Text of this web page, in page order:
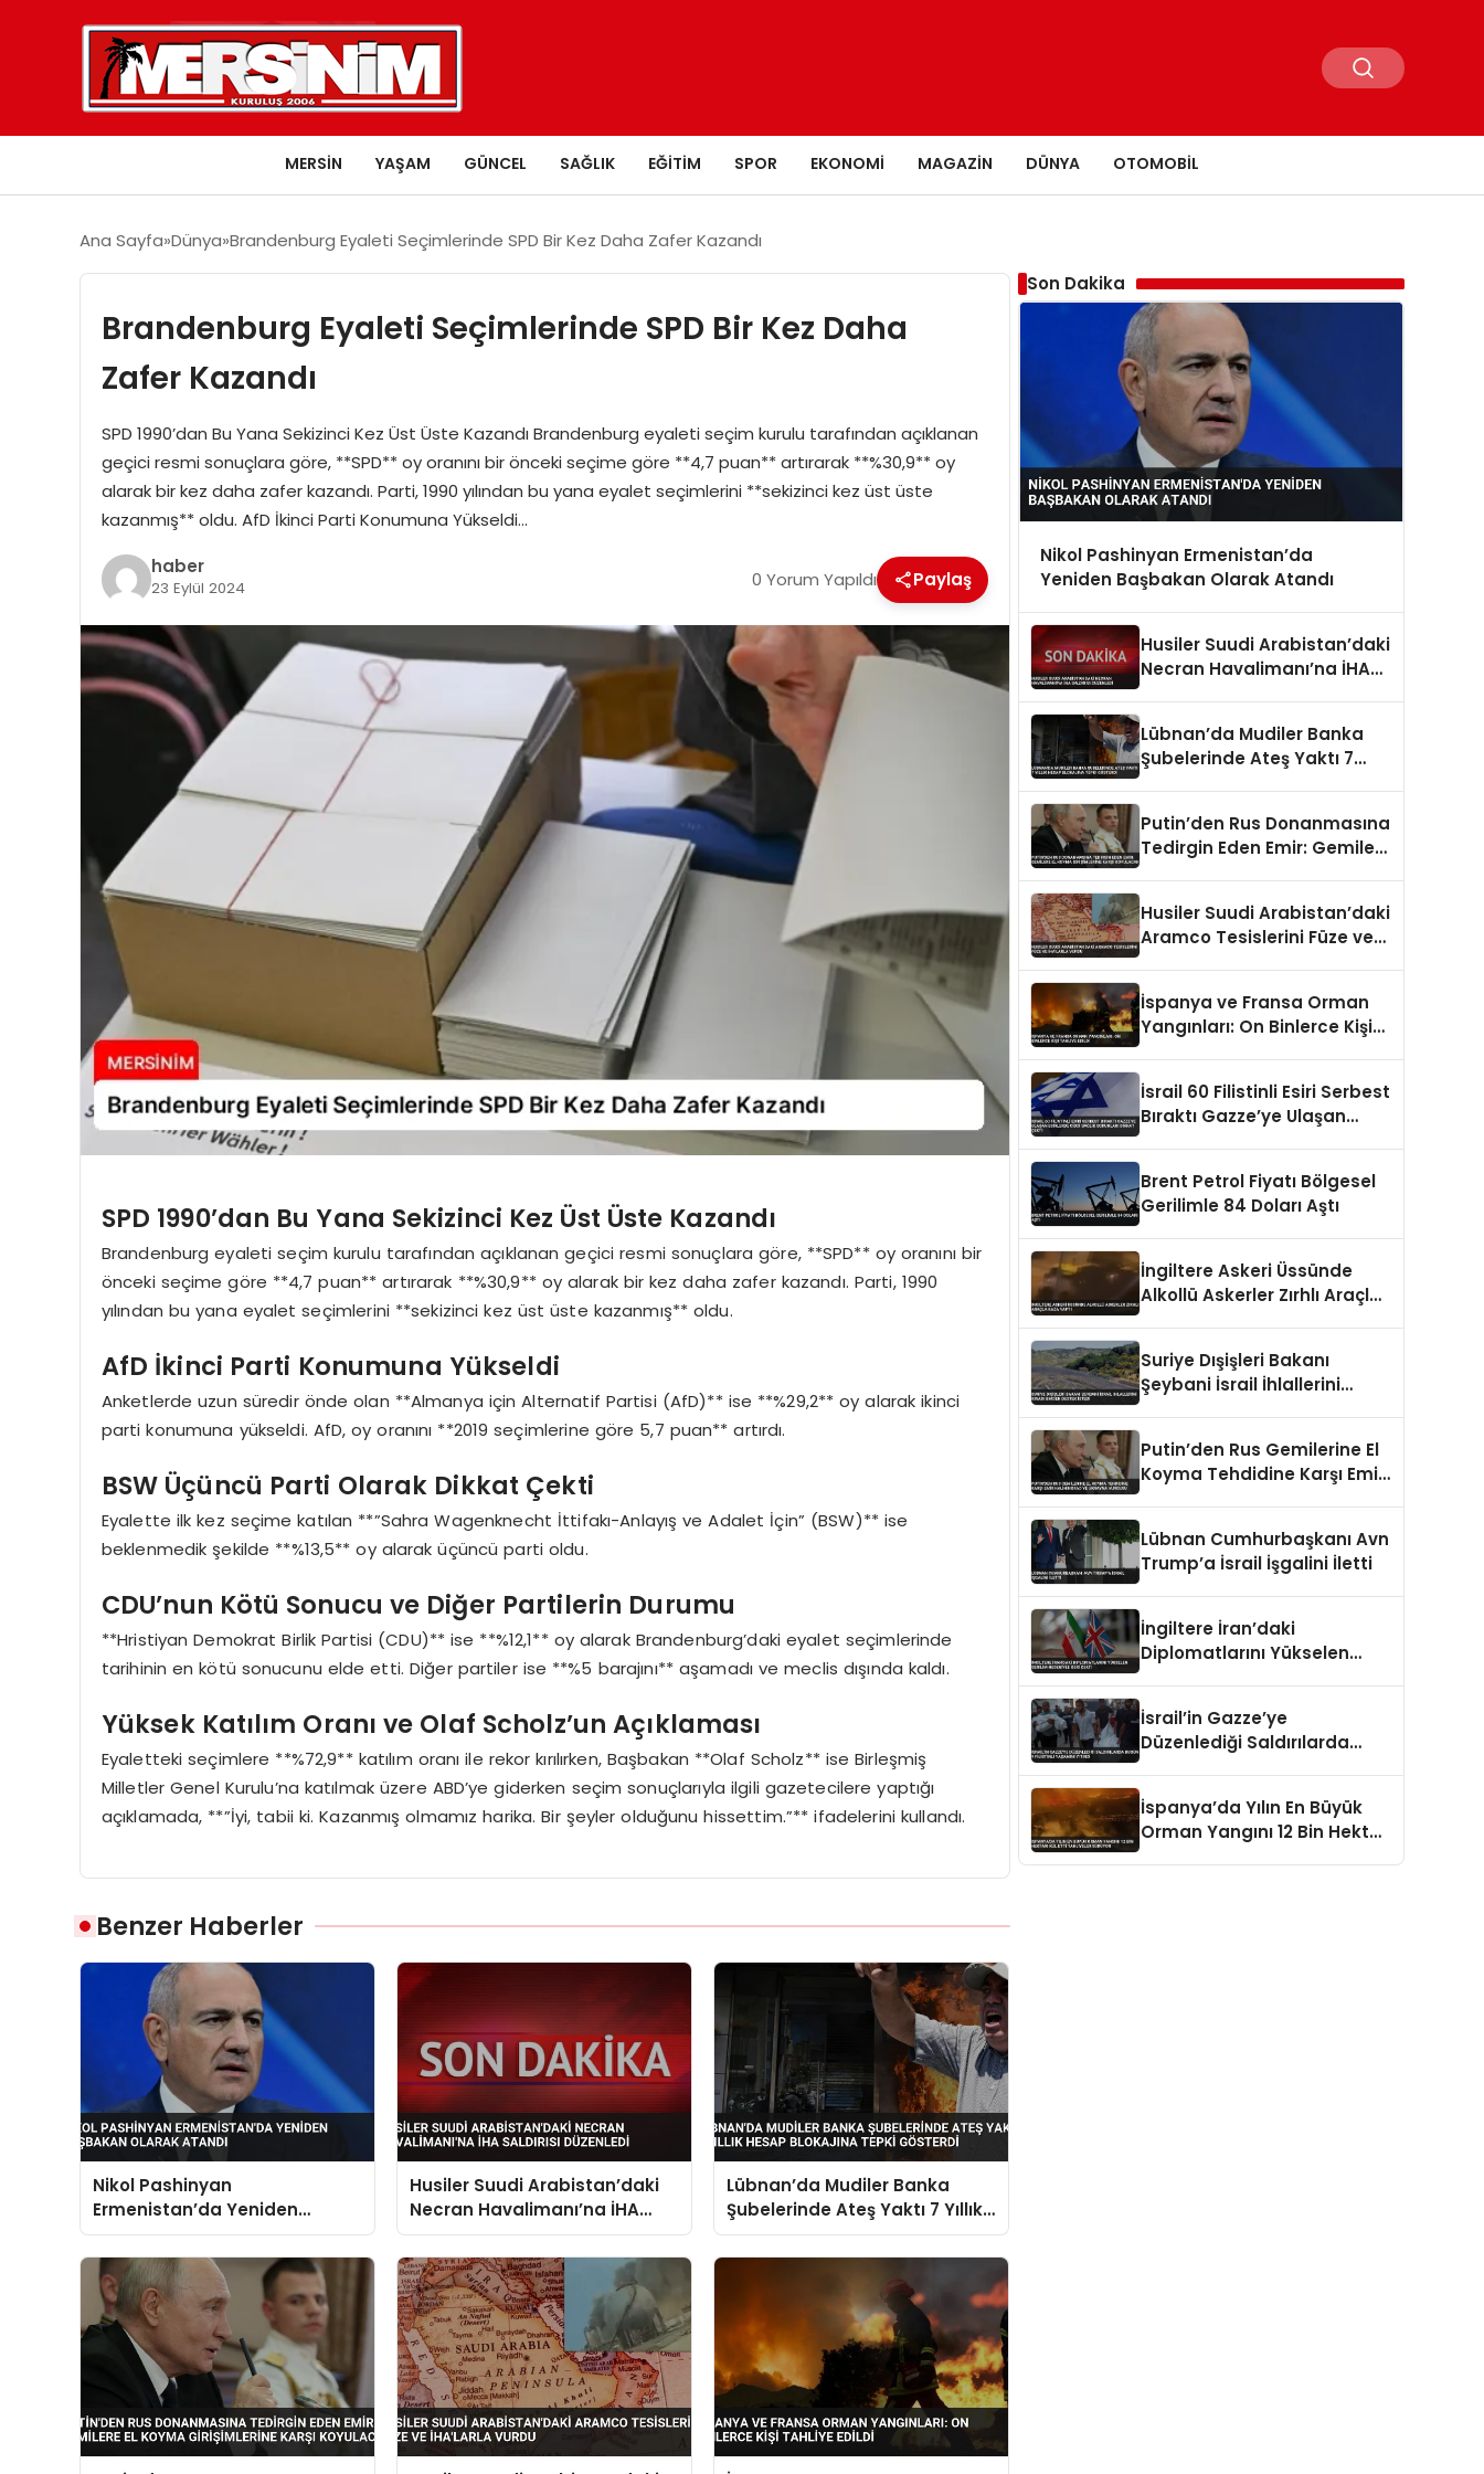
MERSIN YAŞAM GÜNCEL SAĞLIK EĞITIM SPOR EKONOMI MAGAZIN DÜNYA OTOMOBIL
Ana Sayfa Dünya Brandenburg Eyaleti Seçimlerinde SPD Bir Kez Daha Zafer Kazandı
Brandenburg Eyaleti Seçimlerinde SPD Bir Kez Daha
Zafer Kazandı
SPD 1990’dan Bu Yana Sekizinci Kez Üst Üste Kazandı Brandenburg eyaleti seçim kurulu tarafından açıklanan
geçici resmi sonuçlara göre, **SPD** oy oranını bir önceki seçime göre **4,7 puan** artırarak **%30,9** oy
alarak bir kez daha zafer kazandı. Parti, 1990 yılından bu yana eyalet seçimlerini **sekizinci kez üst üste
kazanmış** oldu. AfD İkinci Parti Konumuna Yükseldi…
haber
23 Eylül 2024 0 Yorum Yapıldı Paylaş
SPD 1990’dan Bu Yana Sekizinci Kez Üst Üste Kazandı
Brandenburg eyaleti seçim kurulu tarafından açıklanan geçici resmi sonuçlara göre, **SPD** oy oranını bir
önceki seçime göre **4,7 puan** artırarak **%30,9** oy alarak bir kez daha zafer kazandı. Parti, 1990
yılından bu yana eyalet seçimlerini **sekizinci kez üst üste kazanmış** oldu.
AfD İkinci Parti Konumuna Yükseldi
Anketlerde uzun süredir önde olan **Almanya için Alternatif Partisi (AfD)** ise **%29,2** oy alarak ikinci
parti konumuna yükseldi. AfD, oy oranını **2019 seçimlerine göre 5,7 puan** artırdı.
BSW Üçüncü Parti Olarak Dikkat Çekti
Eyalette ilk kez seçime katılan **”Sahra Wagenknecht İttifakı-Anlayış ve Adalet İçin” (BSW)** ise
beklenmedik şekilde **%13,5** oy alarak üçüncü parti oldu.
CDU’nun Kötü Sonucu ve Diğer Partilerin Durumu
**Hristiyan Demokrat Birlik Partisi (CDU)** ise **%12,1** oy alarak Brandenburg’daki eyalet seçimlerinde
tarihinin en kötü sonucunu elde etti. Diğer partiler ise **%5 barajını** aşamadı ve meclis dışında kaldı.
Yüksek Katılım Oranı ve Olaf Scholz’un Açıklaması
Eyaletteki seçimlere **%72,9** katılım oranı ile rekor kırılırken, Başbakan **Olaf Scholz** ise Birleşmiş
Milletler Genel Kurulu’na katılmak üzere ABD’ye giderken seçim sonuçlarıyla ilgili gazetecilere yaptığı
açıklamada, **”İyi, tabii ki. Kazanmış olmamız harika. Bir şeyler olduğunu hissettim.”** ifadelerini kullandı.
Benzer Haberler
Nikol Pashinyan
Ermenistan’da Yeniden
Başbakan Olarak Atandı
Husiler Suudi Arabistan’daki
Necran Havalimanı’na İHA
Saldırısı Düzenledi
Lübnan’da Mudiler Banka
Şubelerinde Ateş Yaktı 7 Yıllık
Hesap Blokajına Tepki
Gösterdi
Son Dakika
Nikol Pashinyan Ermenistan’da
Yeniden Başbakan Olarak Atandı
Husiler Suudi Arabistan’daki
Necran Havalimanı’na İHA
Lübnan’da Mudiler Banka
Şubelerinde Ateş Yaktı 7
Putin’den Rus Donanmasına
Tedirgin Eden Emir: Gemilere
Husiler Suudi Arabistan’daki
Aramco Tesislerini Füze ve
İspanya ve Fransa Orman
Yangınları: On Binlerce Kişi
İsrail 60 Filistinli Esiri Serbest
Bıraktı Gazze’ye Ulaşan
Brent Petrol Fiyatı Bölgesel
Gerilimle 84 Doları Aştı
İngiltere Askeri Üssünde
Alkollü Askerler Zırhlı Araçla
Suriye Dışişleri Bakanı
Şeybani İsrail İhlallerini
Putin’den Rus Gemilerine El
Koyma Tehdidine Karşı Emir
Lübnan Cumhurbaşkanı Avn
Trump’a İsrail İşgalini İletti
İngiltere İran’daki
Diplomatlarını Yükselen
İsrail’in Gazze’ye
Düzenlediği Saldırılarda
İspanya’da Yılın En Büyük
Orman Yangını 12 Bin Hektarı